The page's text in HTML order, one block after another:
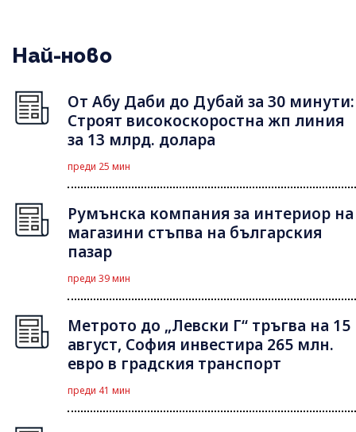
Най-ново
От Абу Даби до Дубай за 30 минути:
Строят високоскоростна жп линия
за 13 млрд. долара
преди 25 мин
Румънска компания за интериор на
магазини стъпва на българския
пазар
преди 39 мин
Метрото до „Левски Г“ тръгва на 15
август, София инвестира 265 млн.
евро в градския транспорт
преди 41 мин